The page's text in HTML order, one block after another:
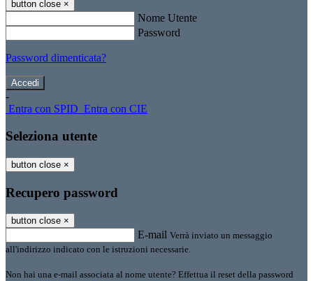
button close ×
Nome Utente
Password
Password dimenticata?
-
Entra con SPID Entra con CIE
Seleziona utente
button close ×
Recupero password
button close ×
E-mail Verrà inviato un messaggio
all'indirizzo indicato con le istruzioni necessarie.
Non hai una e-mail associata al nome utente? Effettua il reset della password